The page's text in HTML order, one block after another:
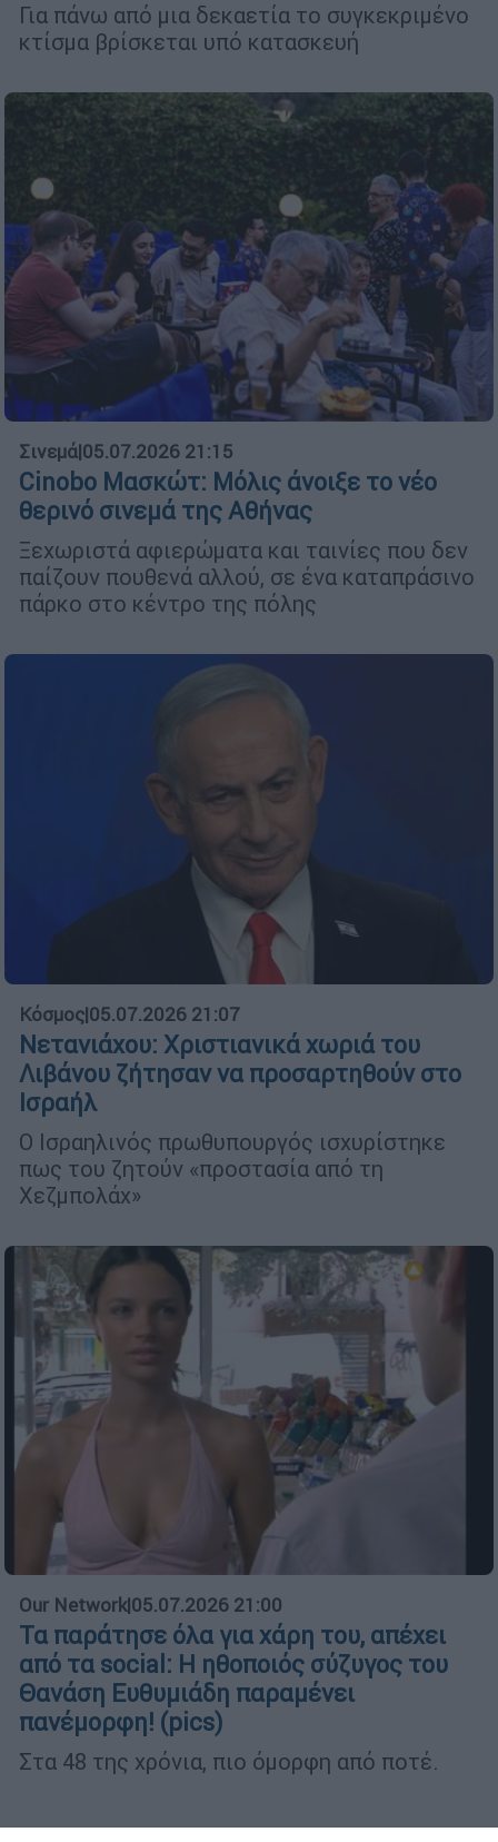
Για πάνω από μια δεκαετία το συγκεκριμένο
κτίσμα βρίσκεται υπό κατασκευή
Σινεμά|05.07.2026 21:15
Cinobo Μασκώτ: Μόλις άνοιξε το νέο
θερινό σινεμά της Αθήνας
Ξεχωριστά αφιερώματα και ταινίες που δεν
παίζουν πουθενά αλλού, σε ένα καταπράσινο
πάρκο στο κέντρο της πόλης
Κόσμος|05.07.2026 21:07
Νετανιάχου: Χριστιανικά χωριά του
Λιβάνου ζήτησαν να προσαρτηθούν στο
Ισραήλ
Ο Ισραηλινός πρωθυπουργός ισχυρίστηκε
πως του ζητούν «προστασία από τη
Χεζμπολάχ»
Our Network|05.07.2026 21:00
Τα παράτησε όλα για χάρη του, απέχει
από τα social: H ηθοποιός σύζυγος του
Θανάση Ευθυμιάδη παραμένει
πανέμορφη! (pics)
Στα 48 της χρόνια, πιο όμορφη από ποτέ.